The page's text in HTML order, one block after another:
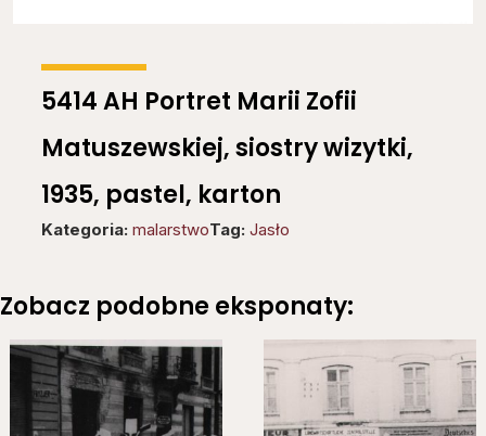
5414 AH Portret Marii Zofii
Matuszewskiej, siostry wizytki,
1935, pastel, karton
Kategoria: malarstwoTag: Jasło
Zobacz podobne eksponaty: